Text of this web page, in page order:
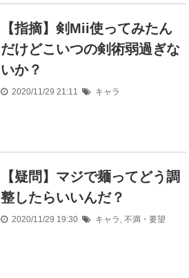
【指摘】剣Mii使ってみたん
だけどこいつの剣術弱過ぎな
いか？
2020/11/29 21:11 キャラ
【疑問】マジで麺ってどう調
整したらいいんだ？
2020/11/29 19:30 キャラ , 不満・要望